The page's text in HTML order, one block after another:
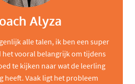
Alyza
alle talen, ik ben een super
het vooral belangrijk om tijdens
te kijken naar wat de leerling
heeft. Vaak ligt het probleem